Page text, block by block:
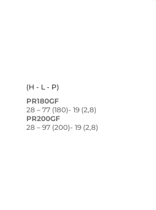
(H - L - P)
PR180GF
28 – 77 (180)- 19 (2,8)
PR200GF
28 – 97 (200)- 19 (2,8)